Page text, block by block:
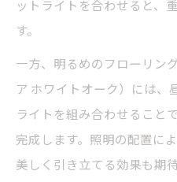
ットライトを合わせると、
す。
一方、明るめのフローリン
ア ホワイトオーク）には、
ライトを組み合わせること
完成します。照明の配置に
美しく引き立てる効果も期待